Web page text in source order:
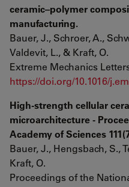
ceramic–polymer
manufacturing.
Bauer, J., Schroer, A.,
Valdevit, L., & Kraft, O.
Extreme Mechanics
https://doi.org/10.1016/
High-strength cellular
microarchitecture -
Academy of Sciences
Bauer, J., Hengsbach, S.,
Kraft, O.
Proceedings of the